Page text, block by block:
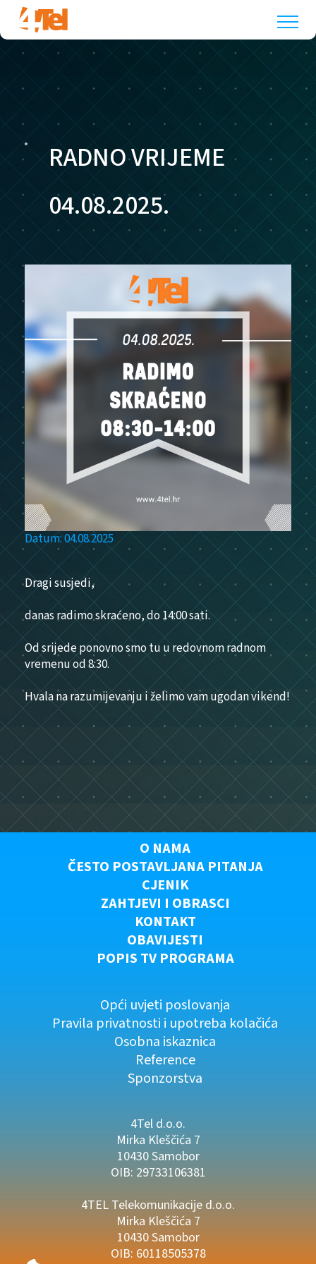
RADNO VRIJEME
04.08.2025.
Datum: 04.08.2025
Dragi susjedi,
danas radimo skraćeno, do 14:00 sati.
Od srijede ponovno smo tu u redovnom radnom
vremenu od 8:30.
Hvala na razumijevanju i želimo vam ugodan vikend!
O NAMA
ČESTO POSTAVLJANA PITANJA
CJENIK
ZAHTJEVI I OBRASCI
KONTAKT
OBAVIJESTI
POPIS TV PROGRAMA
Opći uvjeti poslovanja
Pravila privatnosti i upotreba kolačića
Osobna iskaznica
Reference
Sponzorstva
4Tel d.o.o.
Mirka Kleščića 7
10430 Samobor
OIB: 29733106381
4TEL Telekomunikacije d.o.o.
Mirka Kleščića 7
10430 Samobor
OIB: 60118505378